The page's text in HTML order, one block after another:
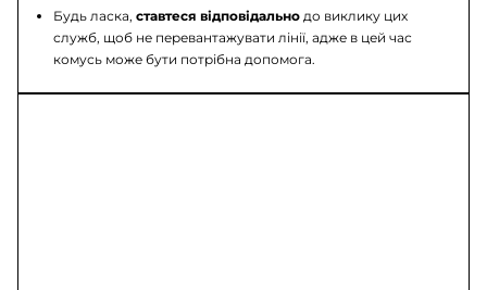
Будь ласка,ставтеся відповідально до виклику цих
служб, щоб не перевантажувати лінії, адже в цей час
комусь може бути потрібна допомога.